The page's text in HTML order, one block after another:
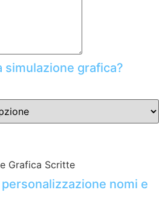
simulazione grafica?
Grafica Scritte
nomi e